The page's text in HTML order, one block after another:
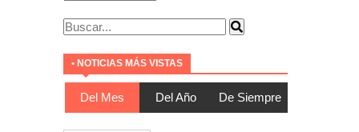
• NOTICIAS MÁS VISTAS
Del Mes Del Año De Siempre